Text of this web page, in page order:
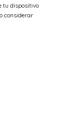
tu dispositivo
considerar